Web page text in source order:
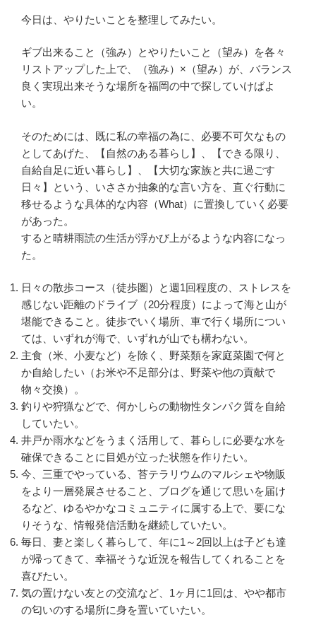
今日は、やりたいことを整理してみたい。
ギブ出来ること（強み）とやりたいこと（望み）を各々
リストアップした上で、（強み）×（望み）が、バランス
良く実現出来そうな場所を福岡の中で探していけばよ
い。
そのためには、既に私の幸福の為に、必要不可欠なもの
としてあげた、【自然のある暮らし】、【できる限り、
自給自足に近い暮らし】、【大切な家族と共に過ごす
日々】という、いささか抽象的な言い方を、直ぐ行動に
移せるような具体的な内容（What）に置換していく必要
があった。
すると晴耕雨読の生活が浮かび上がるような内容になっ
た。
日々の散歩コース（徒歩圏）と週1回程度の、ストレスを
感じない距離のドライブ（20分程度）によって海と山が
堪能できること。徒歩でいく場所、車で行く場所につい
ては、いずれが海で、いずれが山でも構わない。
主食（米、小麦など）を除く、野菜類を家庭菜園で何と
か自給したい（お米や不足部分は、野菜や他の貢献で
物々交換）。
釣りや狩猟などで、何かしらの動物性タンパク質を自給
していたい。
井戸か雨水などをうまく活用して、暮らしに必要な水を
確保できることに目処が立った状態を作りたい。
今、三重でやっている、苔テラリウムのマルシェや物販
をより一層発展させること、ブログを通じて思いを届け
るなど、ゆるやかなコミュニティに属する上で、要にな
りそうな、情報発信活動を継続していたい。
毎日、妻と楽しく暮らして、年に1～2回以上は子ども達
が帰ってきて、幸福そうな近況を報告してくれることを
喜びたい。
気の置けない友との交流など、1ヶ月に1回は、やや都市
の匂いのする場所に身を置いていたい。